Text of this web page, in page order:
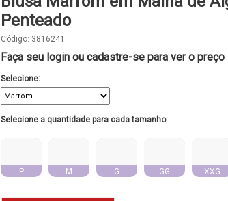
Penteado
Código: 3816241
Faça seu login ou cadastre-se para ver o preço
Selecione:
Selecione a quantidade para cada tamanho:
P M G GG XXG